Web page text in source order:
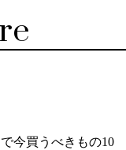
今買うべきもの10